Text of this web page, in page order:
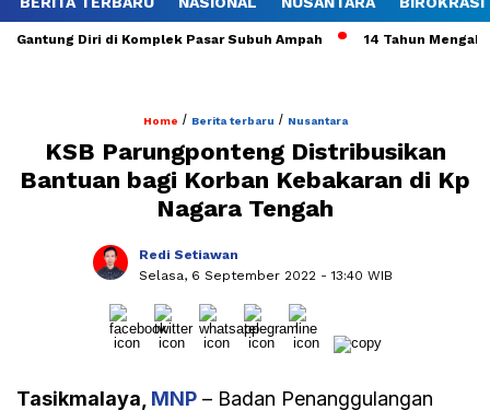
Diri di Komplek Pasar Subuh Ampah 14 Tahun Mengabdi,
Home / Berita terbaru / Nusantara
KSB Parungponteng Distribusikan
Bantuan bagi Korban Kebakaran di Kp
Nagara Tengah
Redi Setiawan
Selasa, 6 September 2022 - 13:40 WIB
Tasikmalaya, MNP – Badan Penanggulangan